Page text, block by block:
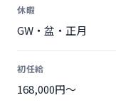
休暇
GW・盆・正月
初任給
168,000円〜